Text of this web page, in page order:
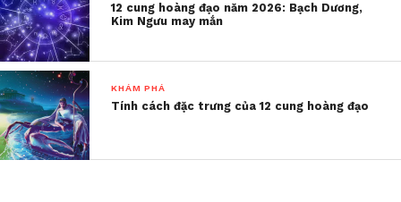
12 cung hoàng đạo năm 2026: Bạch Dương,
Kim Ngưu may mắn
KHÁM PHÁ
Tính cách đặc trưng của 12 cung hoàng đạo